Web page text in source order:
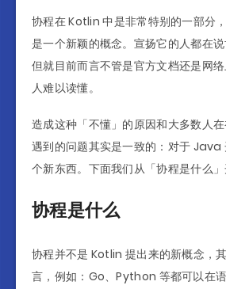
协程在 Kotlin 中是非常特别的一部分
是一个新颖的概念。宣扬它的人都在说
但就目前而言不管是官方文档还是网
人难以读懂。
造成这种「不懂」的原因和大多数人
遇到的问题其实是一致的：对于 Java
个新东西。下面我们从「协程是什么」
协程是什么
协程并不是 Kotlin 提出来的新概念，
言，例如：Go、Python 等都可以在